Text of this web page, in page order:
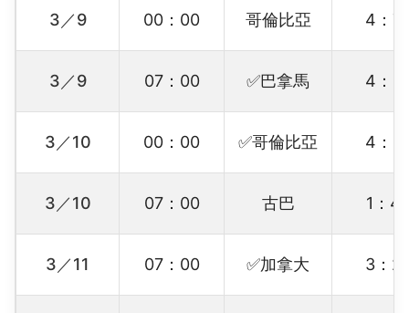
3／9 00：00 哥倫比亞 4：7
3／9 07：00 ✅巴拿馬 4：3
3／10 00：00 ✅哥倫比亞 4：3
3／10 07：00 古巴 1：4
3／11 07：00 ✅加拿大 3：2